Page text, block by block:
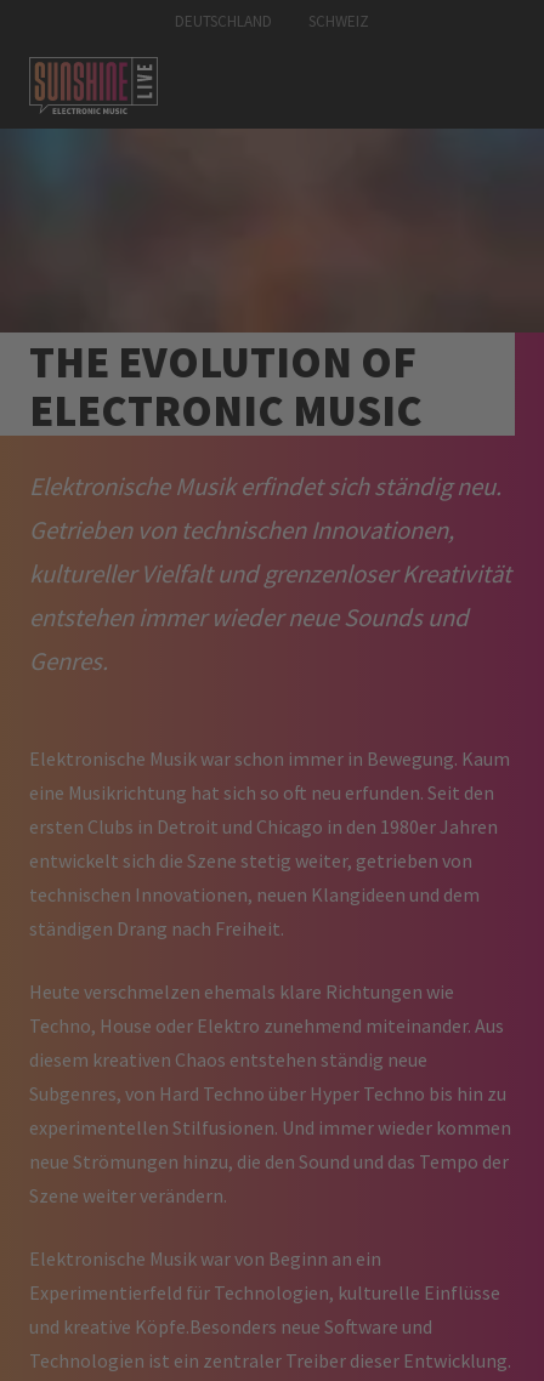
DEUTSCHLAND SCHWEIZ
THE EVOLUTION OF
ELECTRONIC MUSIC
Elektronische Musik erfindet sich ständig neu.
Getrieben von technischen Innovationen,
kultureller Vielfalt und grenzenloser Kreativität
entstehen immer wieder neue Sounds und
Genres.
Elektronische Musik war schon immer in Bewegung. Kaum
eine Musikrichtung hat sich so oft neu erfunden. Seit den
ersten Clubs in Detroit und Chicago in den 1980er Jahren
entwickelt sich die Szene stetig weiter, getrieben von
technischen Innovationen, neuen Klangideen und dem
ständigen Drang nach Freiheit.
Heute verschmelzen ehemals klare Richtungen wie
Techno, House oder Elektro zunehmend miteinander. Aus
diesem kreativen Chaos entstehen ständig neue
Subgenres, von Hard Techno über Hyper Techno bis hin zu
experimentellen Stilfusionen. Und immer wieder kommen
neue Strömungen hinzu, die den Sound und das Tempo der
Szene weiter verändern.
Elektronische Musik war von Beginn an ein
Experimentierfeld für Technologien, kulturelle Einflüsse
und kreative Köpfe.Besonders neue Software und
Technologien ist ein zentraler Treiber dieser Entwicklung.